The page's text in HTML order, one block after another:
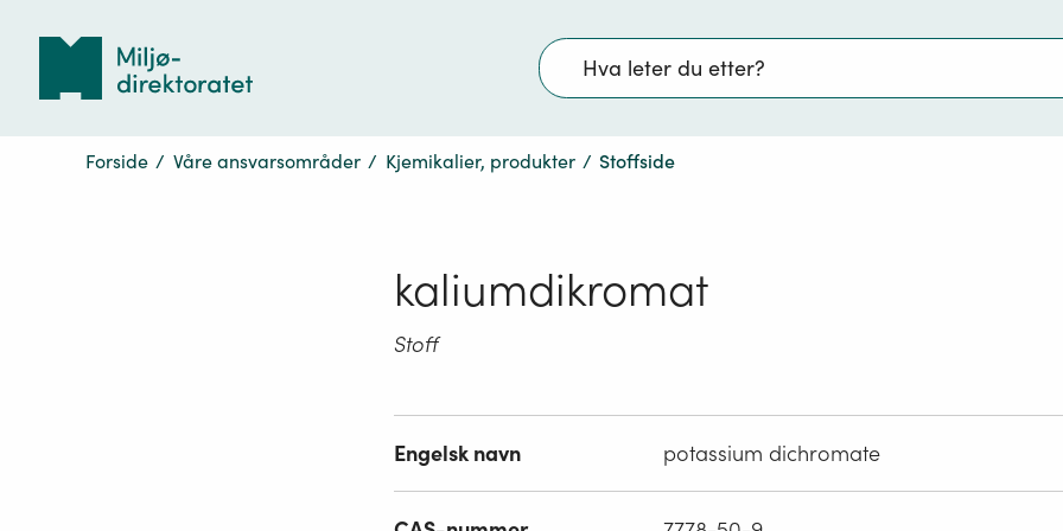
Søk
Forside / Våre ansvarsområder / Kjemikalier, produkter / Stoffside
kaliumdikromat
Stoff
Engelsk navn potassium dichromate